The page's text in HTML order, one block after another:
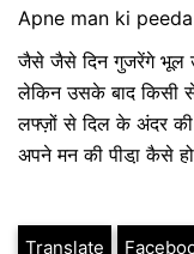
Apne man ki
जैसे जैसे दिन गुजरेंगे भूल
लेकिन उसके बाद किसी से
लफ्ज़ों से दिल के अंदर की
अपने मन की पीडा़ कैसे
Translate